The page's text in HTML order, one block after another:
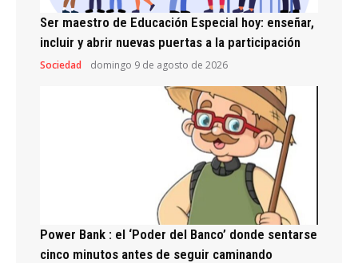
Ser maestro de Educación Especial hoy: enseñar,
incluir y abrir nuevas puertas a la participación
Sociedad domingo 9 de agosto de 2026
Power Bank : el ‘Poder del Banco’ donde sentarse
cinco minutos antes de seguir caminando